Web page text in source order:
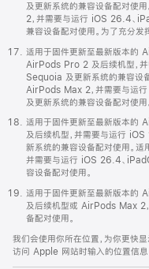
及更新系统的兼容设备配对使
2，并需要与运行 iOS 26.4、
兼容设备配对使用。为了充分发
适用于固件更新至最新版本的
AirPods Pro 2 及后续机型，
Sequoia 及更新系统的兼容设
AirPods Max 2，并需要与
及更新系统的兼容设备配对使用
适用于固件更新至最新版本
及后续机型，并需要与运行
新系统的兼容设备配对使用。
并需要与运行 iOS 26.4、
容设备配对使用。
适用于固件更新至最新版本
及后续机型或 AirPods Max 2
备配对使用。
我们会使用你所在位置，为你更快
访问 Apple 网站时输入的位置信息